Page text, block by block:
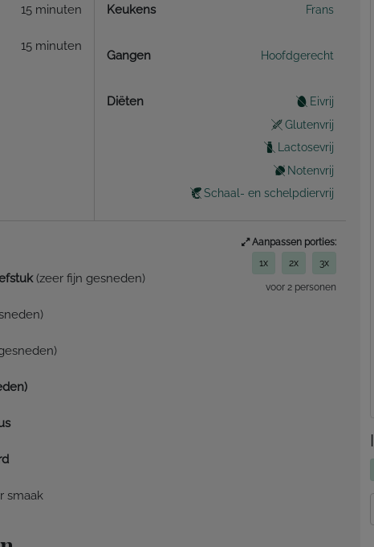
15 minuten
15 minuten
Keukens Frans
Gangen Hoofdgerecht
Diëten
Eivrij
Glutenvrij
Lactosevrij
Notenvrij
Schaal- en schelpdiervrij
Aanpassen porties:
1x 2x 3x
voor 2 personen
(zeer fijn gesneden)
smaak